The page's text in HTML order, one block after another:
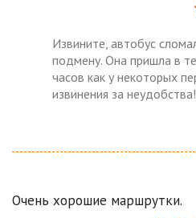
Извините, автобус
подмену. Она пришла в
часов как у некоторых
извинения за неудобства!
Очень хорошие маршрутки.